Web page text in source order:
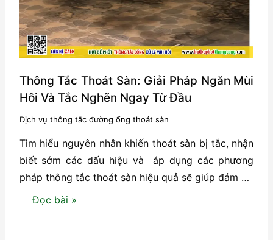
Tắc
Cống
Tại
Nhà-
Cẩn
Thận
Mất,
Tật
Mang”
Thông Tắc Thoát Sàn: Giải Pháp Ngăn Mùi
Hôi Và Tắc Nghẽn Ngay Từ Đầu
Dịch vụ thông tắc đường ống thoát sàn
Tìm hiểu nguyên nhân khiến thoát sàn bị tắc, nhận
biết sớm các dấu hiệu và áp dụng các phương
pháp thông tắc thoát sàn hiệu quả sẽ giúp đảm …
Thông
Đọc bài »